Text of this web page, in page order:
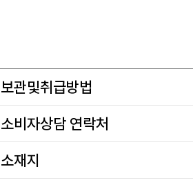
보관및취급방법
소비자상담 연락처
소재지